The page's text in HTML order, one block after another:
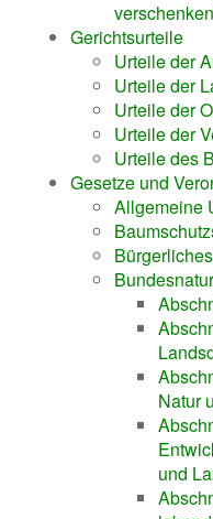
Gerichtsurteile
Urteile der
Urteile der
Urteile der
Urteile der
Urteile des
Gesetze und
Allgemeine
Natur
und